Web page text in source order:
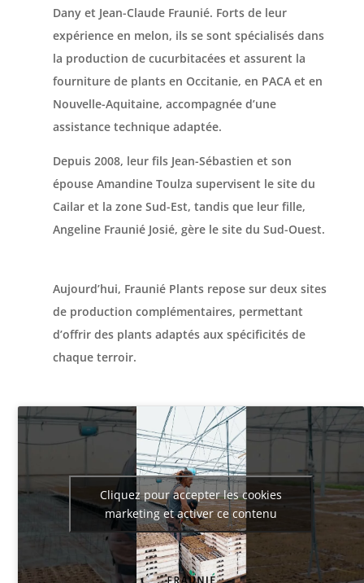
Dany et Jean-Claude Fraunié. Forts de leur
expérience en melon, ils se sont spécialisés dans
la production de cucurbitacées et assurent la
fourniture de plants en Occitanie, en PACA et en
Nouvelle-Aquitaine, accompagnée d’une
assistance technique adaptée.
Depuis 2008, leur fils Jean-Sébastien et son
épouse Amandine Toulza supervisent le site du
Cailar et la zone Sud-Est, tandis que leur fille,
Angeline Fraunié Josié, gère le site du Sud-Ouest.
Aujourd’hui, Fraunié Plants repose sur deux sites
de production complémentaires, permettant
d’offrir des plants adaptés aux spécificités de
chaque terroir.
Cliquez pour accepter les cookies
marketing et activer ce contenu